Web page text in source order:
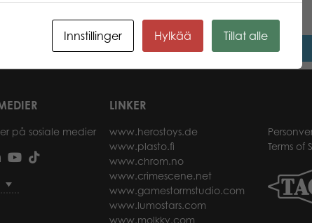
Les mer
på sosiale medier
LINKER
www.herostoys.de
www.plasto.fi
www.chrom.no
www.crimescene.net
www.gamestormstudio.com
www.lumostars.com
www.molkky.com
Terms of
Innstillinger Hylkää Tillat alle